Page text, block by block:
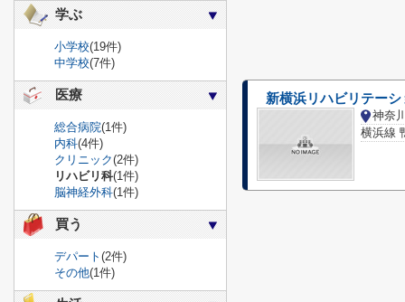
新横浜リハビリテーシ
神奈
横浜線
学ぶ
小学校(19件)
中学校(7件)
医療
総合病院(1件)
内科(4件)
クリニック(2件)
リハビリ科(1件)
脳神経外科(1件)
買う
デパート (2件)
その他(1件)